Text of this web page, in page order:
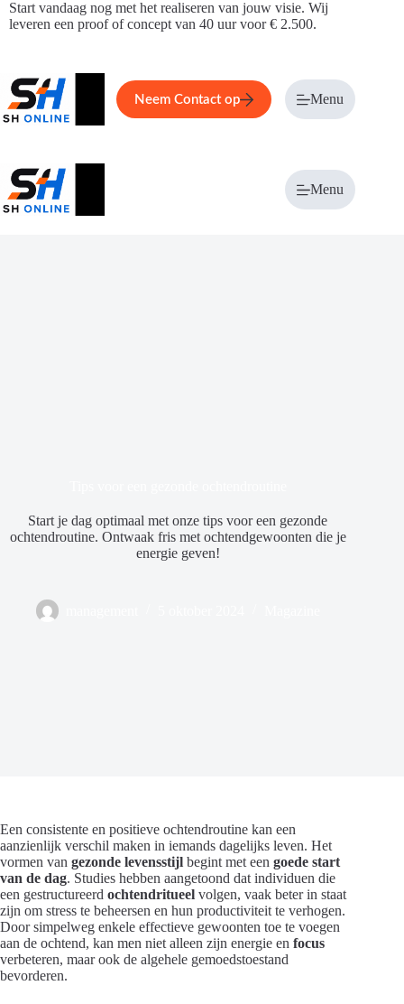
Ga
naar
Start vandaag nog met het realiseren van jouw visie. Wij
leveren een proof of concept van 40 uur voor € 2.500.
Home Service Over ons
Neem Contact op Menu
Menu
Start je dag optimaal met onze tips voor een gezonde
ochtendroutine. Ontwaak fris met ochtendgewoonten die je
energie geven!
Een consistente en positieve ochtendroutine kan een
aanzienlijk verschil maken in iemands dagelijks leven. Het
vormen van gezonde levensstijl begint met een goede start
van de dag. Studies hebben aangetoond dat individuen die
een gestructureerd ochtendritueel volgen, vaak beter in staat
zijn om stress te beheersen en hun productiviteit te verhogen.
Door simpelweg enkele effectieve gewoonten toe te voegen
aan de ochtend, kan men niet alleen zijn energie en focus
verbeteren, maar ook de algehele gemoedstoestand
bevorderen.